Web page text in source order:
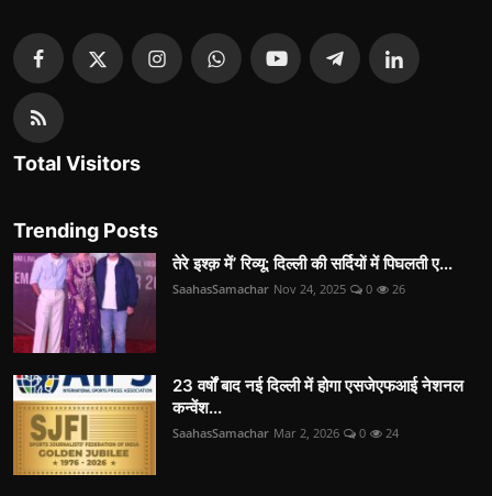
Total Visitors
Trending Posts
तेरे इश्क़ में’ रिव्यू: दिल्ली की सर्दियों में पिघलती ए...
SaahasSamachar Nov 24, 2025 0 26
23 वर्षों बाद नई दिल्ली में होगा एसजेएफआई नेशनल
कन्वेंश...
SaahasSamachar Mar 2, 2026 0 24